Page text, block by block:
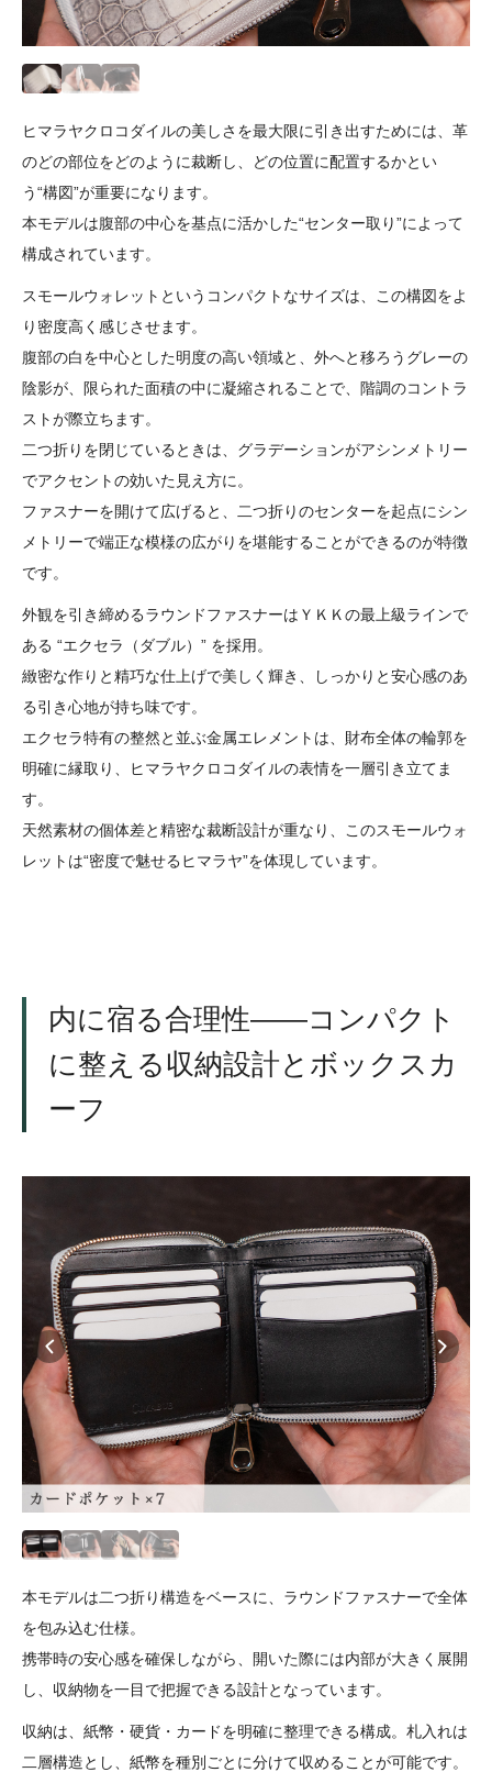
ヒマラヤクロコダイルの美しさを最大限に引き出すためには、革
のどの部位をどのように裁断し、どの位置に配置するかとい
う“構図”が重要になります。
本モデルは腹部の中心を基点に活かした“センター取り”によって
構成されています。
スモールウォレットというコンパクトなサイズは、この構図をよ
り密度高く感じさせます。
腹部の白を中心とした明度の高い領域と、外へと移ろうグレーの
陰影が、限られた面積の中に凝縮されることで、階調のコントラ
ストが際立ちます。
二つ折りを閉じているときは、グラデーションがアシンメトリー
でアクセントの効いた見え方に。
ファスナーを開けて広げると、二つ折りのセンターを起点にシン
メトリーで端正な模様の広がりを堪能することができるのが特徴
です。
外観を引き締めるラウンドファスナーはＹＫＫの最上級ラインで
ある “エクセラ（ダブル）” を採用。
緻密な作りと精巧な仕上げで美しく輝き、しっかりと安心感のあ
る引き心地が持ち味です。
エクセラ特有の整然と並ぶ金属エレメントは、財布全体の輪郭を
明確に縁取り、ヒマラヤクロコダイルの表情を一層引き立てま
す。
天然素材の個体差と精密な裁断設計が重なり、このスモールウォ
レットは“密度で魅せるヒマラヤ”を体現しています。
内に宿る合理性――コンパクト
に整える収納設計とボックスカ
ーフ
本モデルは二つ折り構造をベースに、ラウンドファスナーで全体
を包み込む仕様。
携帯時の安心感を確保しながら、開いた際には内部が大きく展開
し、収納物を一目で把握できる設計となっています。
収納は、紙幣・硬貨・カードを明確に整理できる構成。札入れは
二層構造とし、紙幣を種別ごとに分けて収めることが可能です。